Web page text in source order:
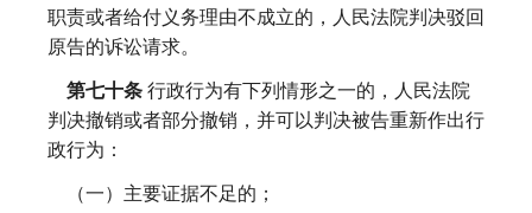
职责或者给付义务理由不成立的，人民法院判决驳回
原告的诉讼请求。
第七十条 行政行为有下列情形之一的，人民法院
判决撤销或者部分撤销，并可以判决被告重新作出行
政行为：
（一）主要证据不足的；